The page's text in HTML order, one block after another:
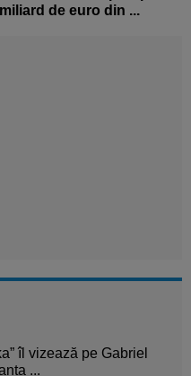
miliard de euro din ...
îl vizează pe Gabriel
...